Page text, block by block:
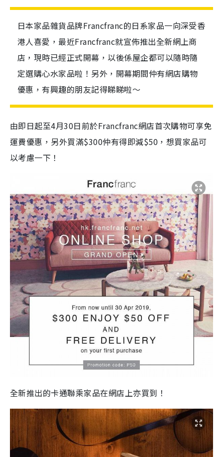
日本家品雜貨品牌Francfranc的日系家品一向深受香
港人喜愛，最近Francfranc就宣佈推出全新網上商
店，現時已經正式開幕，以後係屋企都可以隨時隨
定選購心水家品啦！另外，開幕期間仲有網店購物
優惠，有興趣的朋友記得睇睇啦～
由即日起至4月30日前於Francfranc網店首次購物可享免
運費優惠，另外買滿$300仲有得即減$50，想買家品可
以考慮一下！
全新推出的卡通聯乘家品在網店上亦買到！